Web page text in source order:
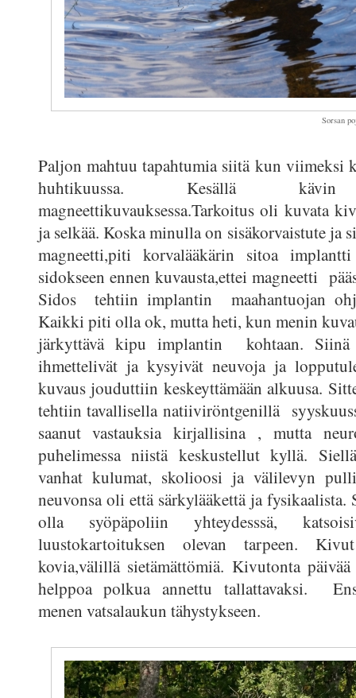
Sorsan
Paljon mahtuu tapahtumia siitä kun
huhtikuussa. Kesällä kävin
magneettikuvauksessa.Tarkoitus oli kuvata
ja selkää. Koska minulla on sisäkorvaistute ja
magneetti,piti korvalääkärin sitoa
sidokseen ennen kuvausta,ettei magneetti
Sidos tehtiin implantin maahantuojan
Kaikki piti olla ok, mutta heti, kun menin
järkyttävä kipu implantin kohtaan. Siinä
ihmettelivät ja kysyivät neuvoja ja
kuvaus jouduttiin keskeyttämään alkuusa.
tehtiin tavallisella natiiviröntgenillä
saanut vastauksia kirjallisina , mutta
puhelimessa niistä keskustellut kyllä.
vanhat kulumat, skolioosi ja välilevyn
neuvonsa oli että särkylääkettä ja fysikaalista.
olla syöpäpoliin yhteydesssä,
luustokartoituksen olevan tarpeen.
kovia,välillä sietämättömiä. Kivutonta
helppoa polkua annettu tallattavaksi.
menen vatsalaukun tähystykseen.